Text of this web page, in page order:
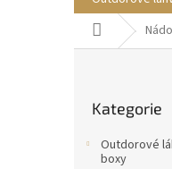
Domů
kategorie
Kategorie
Outdorové
boxy